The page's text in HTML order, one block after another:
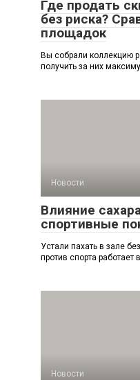
Где продать
без риска?
площадок
Вы собрали коллекцию
получить за них
Новости
Влияние
спортивные
Устали пахать в зале
против спорта работает
Новости